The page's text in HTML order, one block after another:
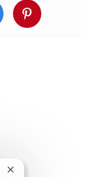
ェア
シェア
ールでシェア
Pinterestで
Close chatbot